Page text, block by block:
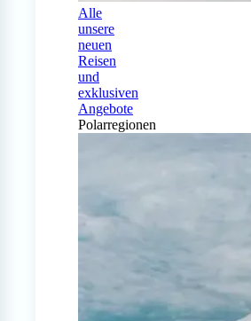
Alle
unsere
neuen
Reisen
und
exklusiven
Angebote
Polarregionen